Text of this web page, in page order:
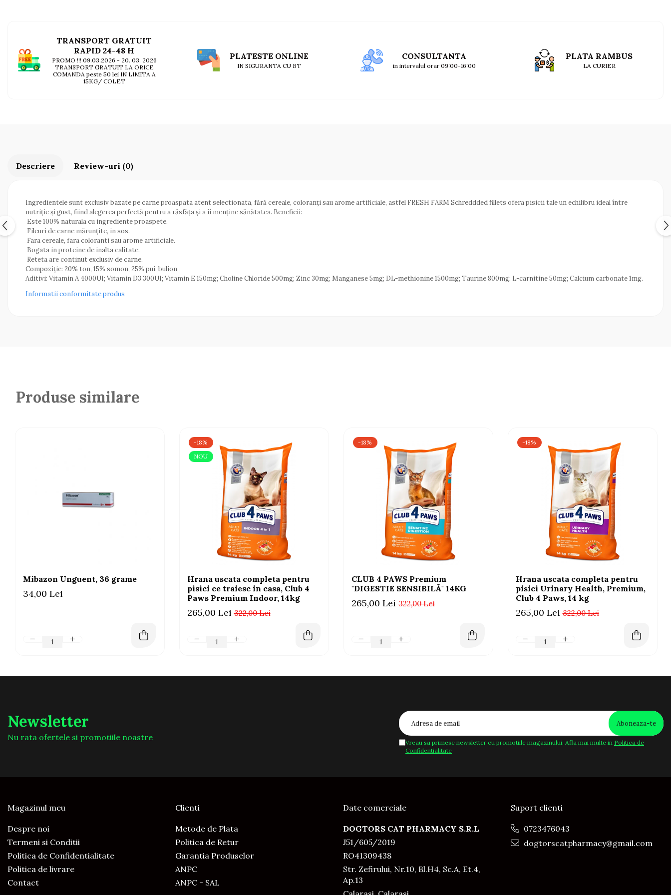
LAPTE PRAF
TRANSPORT GRATUIT
RAPID 24-48 H
PROMO !!! 09.03.2026 - 20. 03. 2026
TRANSPORT GRATUIT LA ORICE
COMANDA peste 50 lei IN LIMITA A
15KG/ COLET
PLATESTE ONLINE
IN SIGURANTA CU BT
CONSULTANTA
in intervalul orar 09:00-16:00
PLATA RAMBUS
LA CURIER
Descriere Review-uri (0)
Ingredientele sunt exclusiv bazate pe carne proaspata atent selectionata, fără cereale, coloranți sau arome artificiale, astfel FRESH FARM Schreddded fillets ofera pisicii tale un echilibru ideal între
nutriție și gust, fiind alegerea perfectă pentru a răsfăța și a ii menține sănătatea. Beneficii:
Este 100% naturala cu ingrediente proaspete.
Fileuri de carne mărunțite, in sos.
Fara cereale, fara coloranti sau arome artificiale.
Bogata in proteine de inalta calitate.
Reteta are continut exclusiv de carne.
Compoziție: 20% ton, 15% somon, 25% pui, bulion
Aditivi: Vitamin A 4000UI; Vitamin D3 300UI; Vitamin E 150mg; Choline Chloride 500mg; Zinc 30mg; Manganese 5mg; DL-methionine 1500mg; Taurine 800mg; L-carnitine 50mg; Calcium carbonate 1mg.
Informatii conformitate produs
Produse similare
Mibazon Unguent, 36 grame
34,00 Lei
-18%
NOU
Hrana uscata completa pentru
pisici ce traiesc in casa, Club 4
Paws Premium Indoor, 14kg
322,00 Lei
265,00 Lei
-18%
CLUB 4 PAWS Premium
"DIGESTIE SENSIBILĂ" 14KG
322,00 Lei
265,00 Lei
-18%
Hrana uscata completa pentru
pisici Urinary Health, Premium,
Club 4 Paws, 14 kg
322,00 Lei
265,00 Lei
Newsletter
Nu rata ofertele si promotiile noastre
Vreau sa primesc newsletter cu promotiile magazinului. Afla mai multe in Politica de
Confidentialitate
Magazinul meu
Despre noi
Termeni si Conditii
Politica de Confidentialitate
Politica de livrare
Contact
Clienti
Metode de Plata
Politica de Retur
Garantia Produselor
ANPC
ANPC - SAL
Date comerciale
DOGTORS CAT PHARMACY S.R.L
J51/605/2019
RO41309438
Str. Zefirului, Nr.10, Bl.H4, Sc.A, Et.4,
Ap.13
Suport clienti
0723476043
dogtorscatpharmacy@gmail.com